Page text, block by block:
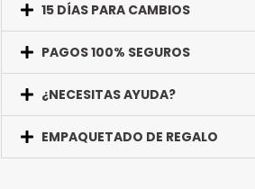
15 DÍAS PARA CAMBIOS
PAGOS 100% SEGUROS
¿NECESITAS AYUDA?
EMPAQUETADO DE REGALO